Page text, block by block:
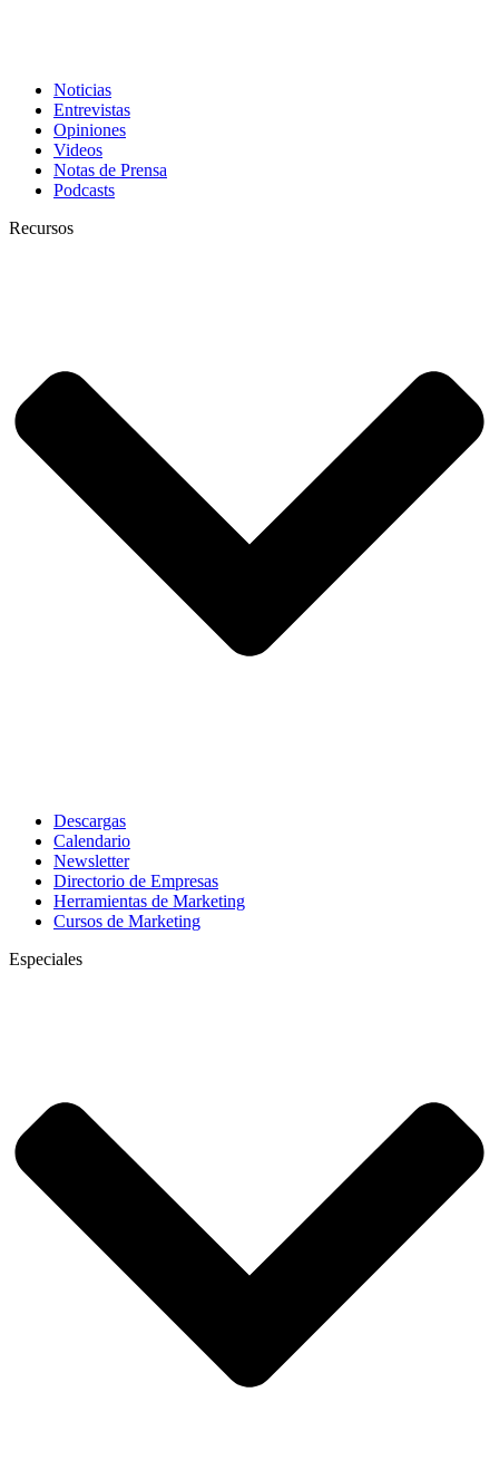
Noticias
Entrevistas
Opiniones
Videos
Notas de Prensa
Podcasts
Recursos
Descargas
Calendario
Newsletter
Directorio de Empresas
Herramientas de Marketing
Cursos de Marketing
Especiales